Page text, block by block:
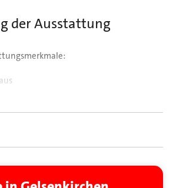
der Ausstattung
Eleganz – ein Zuhause, das heute
in Zukunft seinen Wert behält. Jede